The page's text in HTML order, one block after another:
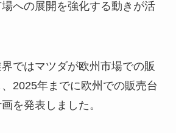
への展開を強化する動きが活
ではマツダが欧州市場での販
2025年までに欧州での販売台
を発表しました。